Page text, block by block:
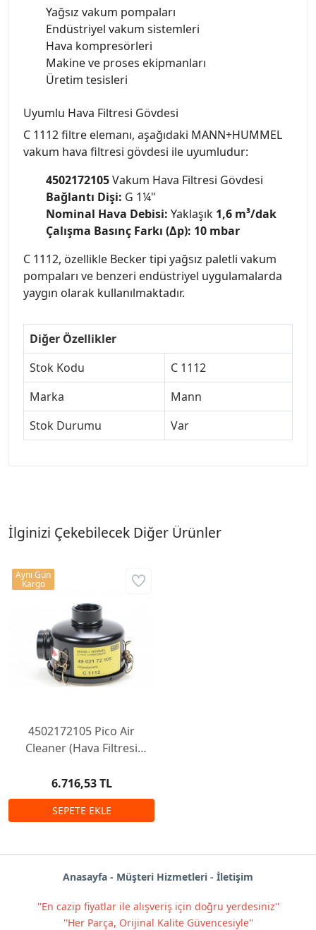
Yağsız vakum pompaları
Endüstriyel vakum sistemleri
Hava kompresörleri
Makine ve proses ekipmanları
Üretim tesisleri
Uyumlu Hava Filtresi Gövdesi
C 1112 filtre elemanı, aşağıdaki MANN+HUMMEL
vakum hava filtresi gövdesi ile uyumludur:
4502172105Vakum Hava Filtresi Gövdesi
Bağlantı Dişi: G 1¼"
Nominal Hava Debisi: Yaklaşık 1,6 m³/dak
Çalışma Basınç Farkı (Δp): 10 mbar
C 1112, özellikle Becker tipi yağsız paletli vakum
pompaları ve benzeri endüstriyel uygulamalarda
yaygın olarak kullanılmaktadır.
Diğer Özellikler
Stok Kodu
C 1112
Marka
Mann
Stok Durumu
Var
İlginizi Çekebilecek Diğer Ürünler
4502172105 Pico Air
Cleaner (Hava Filtresi
6.716,53 TL
Aynı Gün
Kargo
Anasayfa - Müşteri Hizmetleri - İletişim
''En cazip fiyatlar ile alışveriş için doğru yerdesiniz''
''Her Parça, Orijinal Kalite Güvencesiyle''